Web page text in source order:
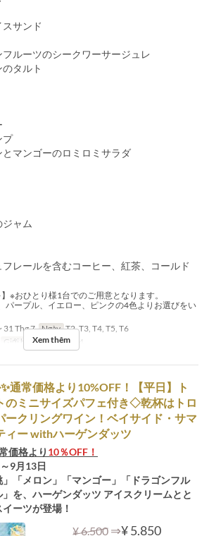
スサンド
フルーツのシークワーサージュレ
のタルト
プ
とマンゴーのロミロミサラダ
ャム
レールを含むコーヒー、紅茶、コールド
※おひとり様1台でのご用意となります。
ープル、イエロー、ピンクの4色よりお選びをい
31 Thg 7 Ngày T2, T3, T4, T5, T6
Giới hạn dặt món ~ 4
Xem thêm
通常価格より10%OFF！【平日】ト
のミニサイズパフェ付き◇乾杯はトロ
ークリングワイン！ベイサイド・サマ
ィー withハーゲンダッツ
価格より 10％OFF！
9月13日
「メロン」「マンゴー」「ドラゴンフル
を、ハーゲンダッツ アイスクリームとと
ーツが登場！
¥ 6.500 ⇒¥ 5.850